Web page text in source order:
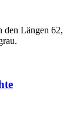
den Längen 62,